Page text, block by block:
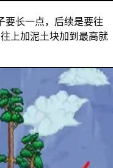
要长一点，后续是要往
上加泥土块加到最高就